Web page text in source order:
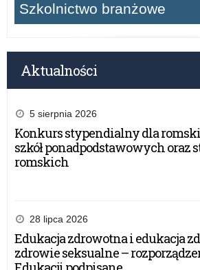
Szkolnictwo branżowe
Aktualności
5 sierpnia 2026
Konkurs stypendialny dla
szkół ponadpodstawowych oraz
romskich
28 lipca 2026
Edukacja zdrowotna i edukacja
zdrowie seksualne –